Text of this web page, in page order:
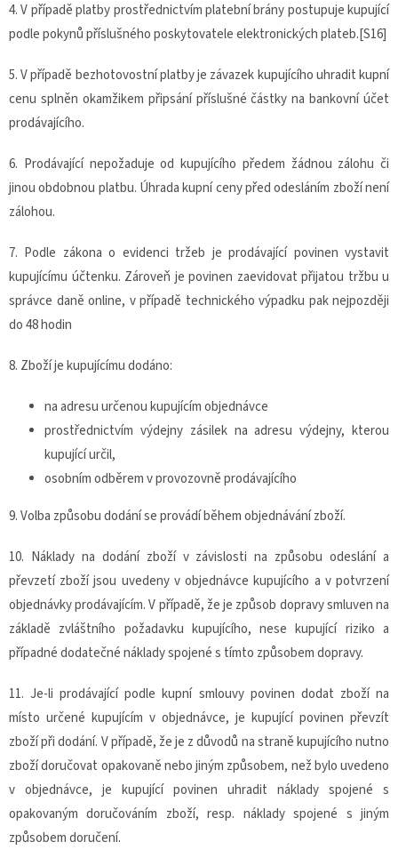
4. V případě platby prostřednictvím platební brány postupuje kupující
podle pokynů příslušného poskytovatele elektronických plateb.[S16]
5. V případě bezhotovostní platby je závazek kupujícího uhradit kupní
cenu splněn okamžikem připsání příslušné částky na bankovní účet
prodávajícího.
6. Prodávající nepožaduje od kupujícího předem žádnou zálohu či
jinou obdobnou platbu. Úhrada kupní ceny před odesláním zboží není
zálohou.
7. Podle zákona o evidenci tržeb je prodávající povinen vystavit
kupujícímu účtenku. Zároveň je povinen zaevidovat přijatou tržbu u
správce daně online, v případě technického výpadku pak nejpozději
do 48 hodin
8. Zboží je kupujícímu dodáno:
na adresu určenou kupujícím objednávce
prostřednictvím výdejny zásilek na adresu výdejny, kterou
kupující určil,
osobním odběrem v provozovně prodávajícího
9.Volba způsobu dodání se provádí během objednávání zboží.
10. Náklady na dodání zboží v závislosti na způsobu odeslání a
převzetí zboží jsou uvedeny v objednávce kupujícího a v potvrzení
objednávky prodávajícím. V případě, že je způsob dopravy smluven na
základě zvláštního požadavku kupujícího, nese kupující riziko a
případné dodatečné náklady spojené s tímto způsobem dopravy.
11. Je-li prodávající podle kupní smlouvy povinen dodat zboží na
místo určené kupujícím v objednávce, je kupující povinen převzít
zboží při dodání. V případě, že je z důvodů na straně kupujícího nutno
zboží doručovat opakovaně nebo jiným způsobem, než bylo uvedeno
v objednávce, je kupující povinen uhradit náklady spojené s
opakovaným doručováním zboží, resp. náklady spojené s jiným
způsobem doručení.